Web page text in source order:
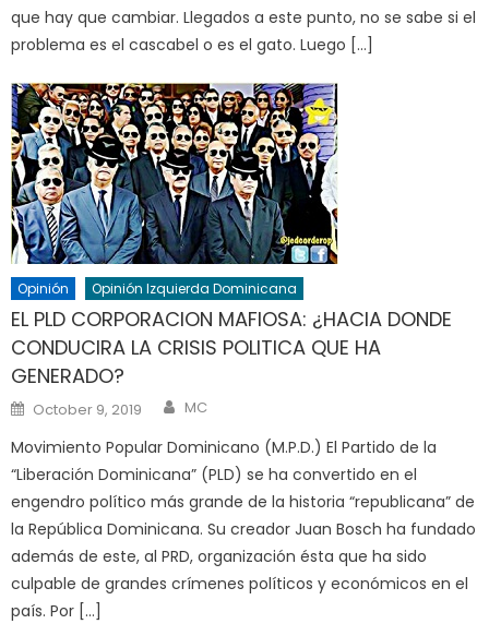
que hay que cambiar. Llegados a este punto, no se sabe si el
problema es el cascabel o es el gato. Luego […]
Opinión Opinión Izquierda Dominicana
EL PLD CORPORACION MAFIOSA: ¿HACIA DONDE
CONDUCIRA LA CRISIS POLITICA QUE HA
GENERADO?
Posted
on
October 9, 2019 Author
MC
Movimiento Popular Dominicano (M.P.D.) El Partido de la
“Liberación Dominicana” (PLD) se ha convertido en el
engendro político más grande de la historia “republicana” de
la República Dominicana. Su creador Juan Bosch ha fundado
además de este, al PRD, organización ésta que ha sido
culpable de grandes crímenes políticos y económicos en el
país. Por […]